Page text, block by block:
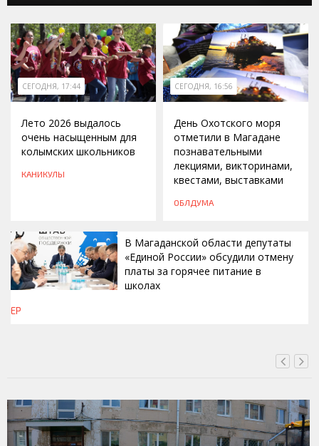
СЕГОДНЯ, 17:44
Лето 2026 выдалось
очень насыщенным для
колымских школьников
КАНИКУЛЫ
СЕГОДНЯ, 16:56
День Охотского моря
отметили в Магадане
познавательными
лекциями, викторинами,
квестами, выставками
ОБЛДУМА
В Магаданской области депутаты
«Единой России» обсудили отмену
платы за горячее питание в
школах
ЕР